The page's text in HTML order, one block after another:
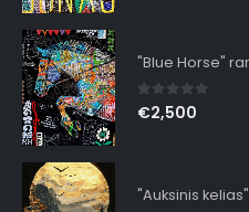
"Blue Horse"
0out of 5
€2,500
"Auksinis